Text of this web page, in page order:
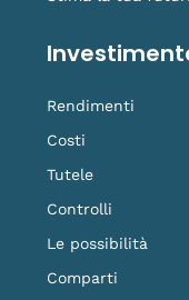
Rendimenti
Costi
Tutele
Controlli
Le possibilità
Comparti